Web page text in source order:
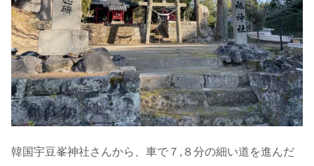
韓国宇豆峯神社さんから、車で７,８分の細い道を進んだ